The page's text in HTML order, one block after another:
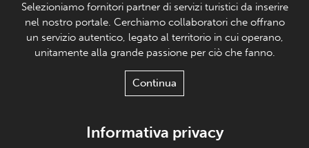
Selezioniamo fornitori partner di servizi turistici da inserire
nel nostro portale. Cerchiamo collaboratori che offrano
un servizio autentico, legato al territorio in cui operano,
unitamente alla grande passione per ciò che fanno.
Continua
Informativa privacy